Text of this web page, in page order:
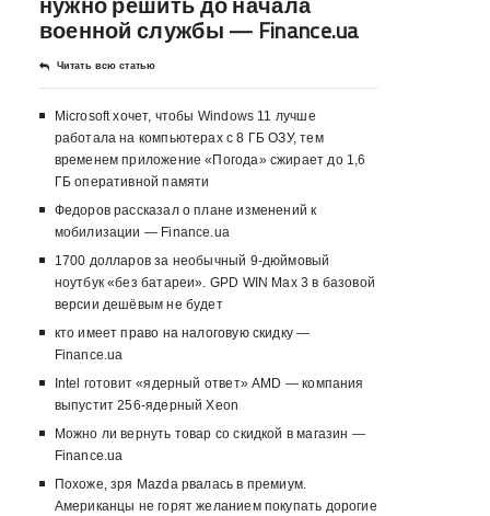
военной службы — Finance.ua
Читать всю статью
Microsoft хочет, чтобы Windows 11 лучше
работала на компьютерах с 8 ГБ ОЗУ, тем
временем приложение «Погода» сжирает до 1,6
ГБ оперативной памяти
Федоров рассказал о плане изменений к
мобилизации — Finance.ua
1700 долларов за необычный 9-дюймовый
ноутбук «без батареи». GPD WIN Max 3 в базовой
версии дешёвым не будет
кто имеет право на налоговую скидку —
Finance.ua
Intel готовит «ядерный ответ» AMD — компания
выпустит 256-ядерный Xeon
Можно ли вернуть товар со скидкой в ​​магазин —
Finance.ua
Похоже, зря Mazda рвалась в премиум.
Американцы не горят желанием покупать дорогие